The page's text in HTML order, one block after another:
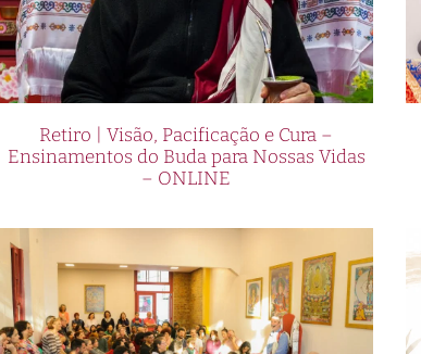
Retiro | Visão, Pacificação e Cura –
Ensinamentos do Buda para Nossas Vidas
– ONLINE